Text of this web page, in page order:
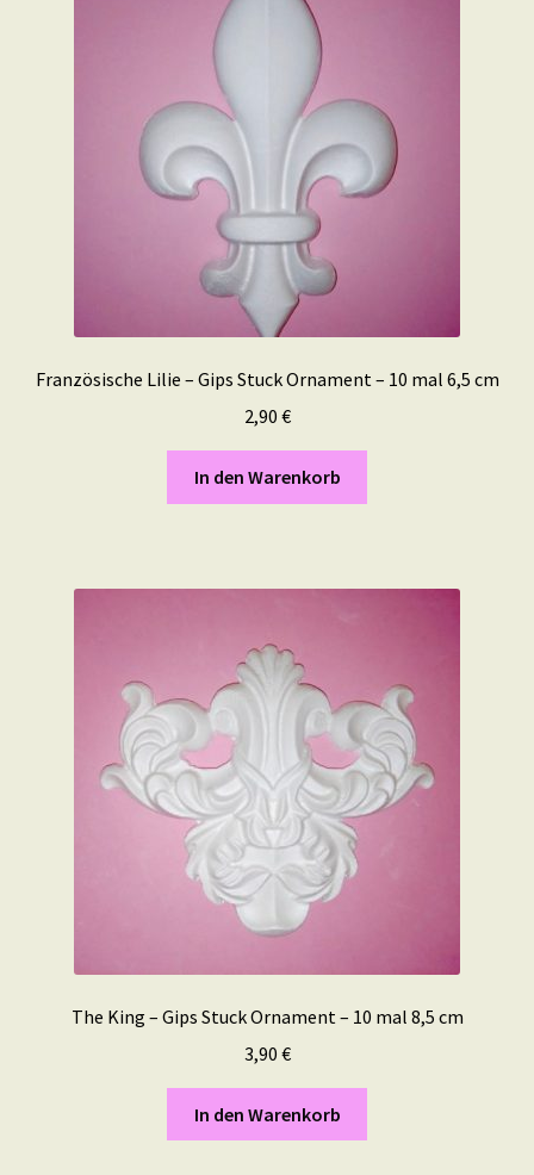
Französische Lilie – Gips Stuck Ornament – 10 mal 6,5 cm
2,90 €
In den Warenkorb
The King – Gips Stuck Ornament – 10 mal 8,5 cm
3,90 €
In den Warenkorb